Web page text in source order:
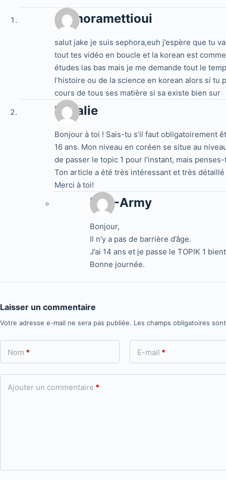
sephoramettioui
salut jake je suis sephora,euh j’espère que tu
tout tes vidéo en boucle et la korean est
études las bas mais je me demande tout le
l’histoire ou de la science en korean alors si tu
cours de tous ses matière si sa existe bien sur
Rosalie
Bonjour à toi ! Sais-tu s’il faut obligatoirement
16 ans. Mon niveau en coréen se situe au
de passer le topic 1 pour l’instant, mais
Ton article a été très intéressant et très détaillé
Merci à toi!
BTS-Army
Bonjour,
Il n’y a pas de barrière d’âge.
J’ai 14 ans et je passe le TOPIK 1
Bonne journée.
Laisser un commentaire
Votre adresse e-mail ne sera pas publiée. Les champs obligatoires
Nom * E-mail *
Ajouter un commentaire *